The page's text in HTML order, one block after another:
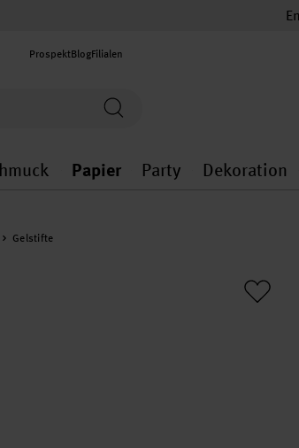
ProspektBlogFilialen
general.openMenu
Schmuck general.openMenu
Papier
Papier
Party
Party
Dekoration
navigieren
Gelstifte